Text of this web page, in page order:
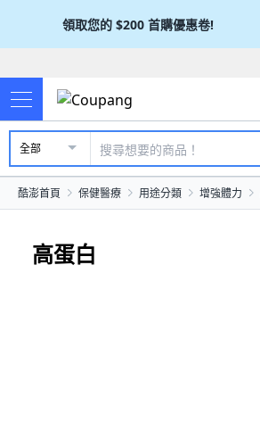
領取您的 $200 首購優惠卷!
全部
酷澎首頁 保健醫療 用途分類 增強體力
高蛋白